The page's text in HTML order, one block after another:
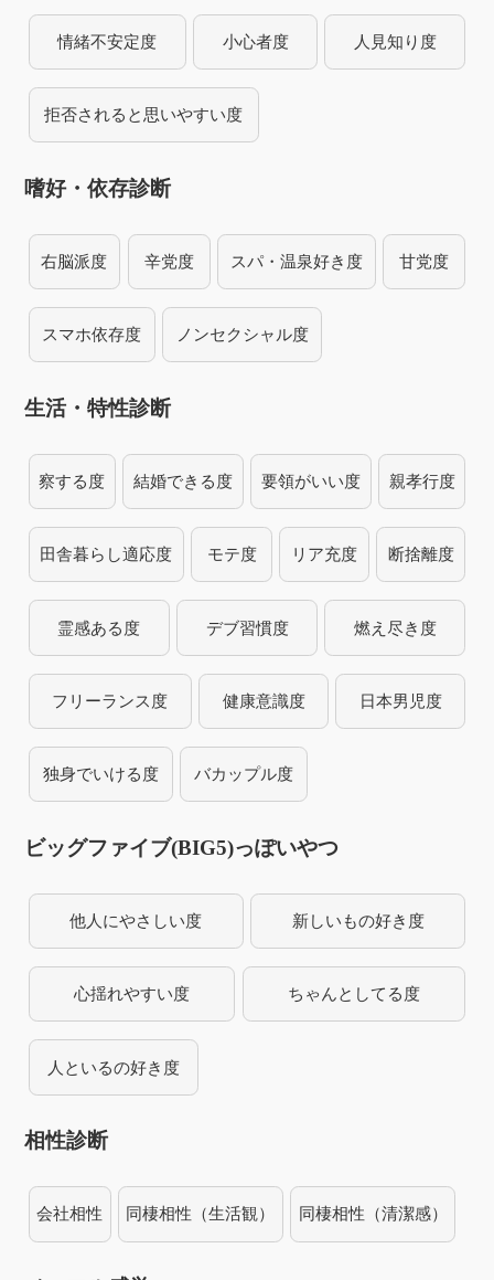
情緒不安定度 小心者度 人見知り度
拒否されると思いやすい度
嗜好・依存診断
右脳派度 辛党度 スパ・温泉好き度 甘党度
スマホ依存度 ノンセクシャル度
生活・特性診断
察する度 結婚できる度 要領がいい度 親孝行度
田舎暮らし適応度 モテ度 リア充度 断捨離度
霊感ある度 デブ習慣度 燃え尽き度
フリーランス度 健康意識度 日本男児度
独身でいける度 バカップル度
ビッグファイブ(BIG5)っぽいやつ
他人にやさしい度 新しいもの好き度
心揺れやすい度 ちゃんとしてる度
人といるの好き度
相性診断
会社相性 同棲相性（生活観） 同棲相性（清潔感）